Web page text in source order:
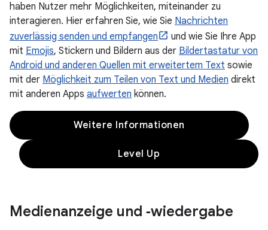
haben Nutzer mehr Möglichkeiten, miteinander zu
interagieren. Hier erfahren Sie, wie Sie Nachrichten
zuverlässig senden und empfangen
und wie Sie Ihre App
mit Emojis, Stickern und Bildern aus der Bildertastatur von
Android und anderen Quellen mit erweitertem Text sowie
mit der Möglichkeit zum Teilen von Text und Medien direkt
mit anderen Apps aufwerten können.
Weitere Informationen
Level Up
Medienanzeige und ‑wiedergabe